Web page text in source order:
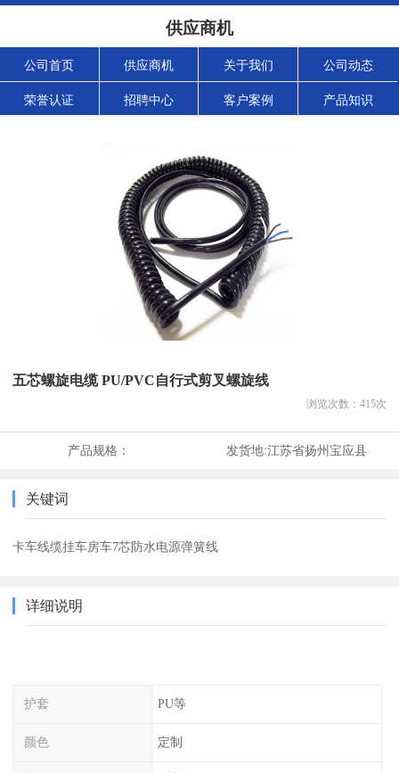
供应商机
公司首页 供应商机 关于我们 公司动态
荣誉认证 招聘中心 客户案例 产品知识
五芯螺旋电缆 PU/PVC自行式剪叉螺旋线
浏览次数： 415次
产品规格： 发货地:江苏省扬州宝应县
关键词
卡车线缆挂车房车7芯防水电源弹簧线
详细说明
护套 PU等
颜色 定制